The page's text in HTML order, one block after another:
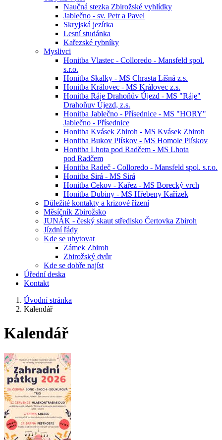
Naučná stezka Zbirožské vyhlídky
Jablečno - sv. Petr a Pavel
Skryjská jezírka
Lesní studánka
Kařezské rybníky
Myslivci
Honitba Vlastec - Colloredo - Mansfeld spol.
s.r.o.
Honitba Skalky - MS Chrasta Líšná z.s.
Honitba Královec - MS Královec z.s.
Honitba Ráje Drahoňův Újezd - MS "Ráje"
Drahoňuv Újezd, z.s.
Honitba Jablečno - Přísednice - MS "HORY"
Jablečno - Přísednice
Honitba Kvásek Zbiroh - MS Kvásek Zbiroh
Honitba Bukov Plískov - MS Homole Plískov
Honitba Lhota pod Radčem - MS Lhota
pod Radčem
Honitba Radeč - Colloredo - Mansfeld spol. s.r.o.
Honitba Sirá - MS Sirá
Honitba Cekov - Kařez - MS Borecký vrch
Honitba Dubiny - MS Hřebeny Kařízek
Důležité kontakty a krizové řízení
Měsíčník Zbirožsko
JUNÁK - český skaut středisko Čertovka Zbiroh
Jízdní řády
Kde se ubytovat
Zámek Zbiroh
Zbirožský dvůr
Kde se dobře najíst
Úřední deska
Kontakt
Úvodní stránka
Kalendář
Kalendář